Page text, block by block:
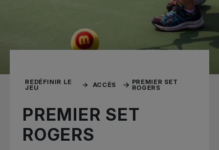
REDÉFINIR LE
JEU
ACCÈS
PREMIER SET
ROGERS
PREMIER SET
ROGERS